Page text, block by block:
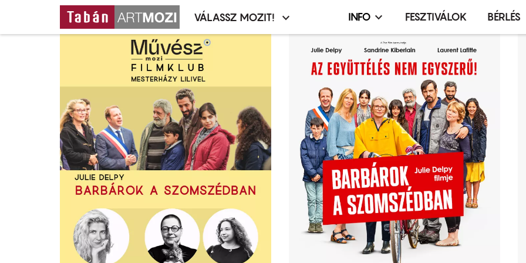
Moziválasztó
menü
VÁLASSZ MOZIT!
Infó,
esemény,
terembérlés
menü
INFO FESZTIVÁLOK BÉRLÉS